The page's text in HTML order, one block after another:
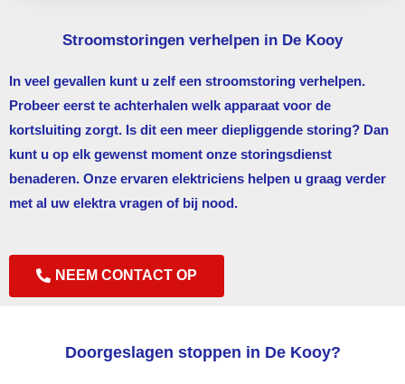
Stroomstoringen verhelpen in De Kooy
In veel gevallen kunt u zelf een stroomstoring verhelpen.
Probeer eerst te achterhalen welk apparaat voor de
kortsluiting zorgt. Is dit een meer diepliggende storing? Dan
kunt u op elk gewenst moment onze storingsdienst
benaderen. Onze ervaren elektriciens helpen u graag verder
met al uw elektra vragen of bij nood.
NEEM CONTACT OP
Doorgeslagen stoppen in De Kooy?